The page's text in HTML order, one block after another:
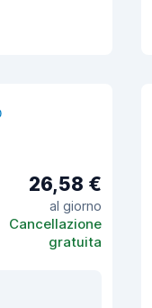
26,58 €
al giorno
Cancellazione
gratuita